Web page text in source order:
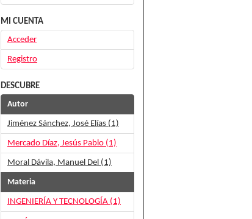
MI CUENTA
Acceder
Registro
DESCUBRE
Autor
Jiménez Sánchez, José Elías (1)
Mercado Díaz, Jesús Pablo (1)
Moral Dávila, Manuel Del (1)
Materia
INGENIERÍA Y TECNOLOGÍA (1)